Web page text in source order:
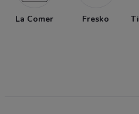
La Comer Fresko